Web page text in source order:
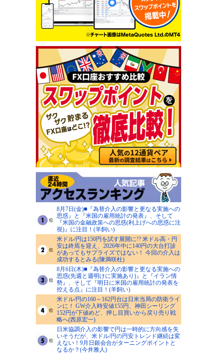
8月7日(金)■『為替介入の影響と更なる実施への
思惑』と『米国の雇用統計の発表』、そして
『米国の金融政策への思惑(利上げへの思惑に注
視)』に注目！(羊飼い)
米ドル/円は150円を試す展開に!? 米ドル高・円
安は終焉を迎え、2026年中に140円の大台打診
があってもサプライズではない！ 今回の介入は
成功するとみる(陳満咲杜)
8月6日(木)■『為替介入の影響と更なる実施への
思惑(先週と週明けに実施あり)』と『イラン情
勢』、そして『明日に米国の雇用統計の発表を
控える点』に注目！(羊飼い)
米ドル/円の160～162円台は日米当局の防衛ライ
ンに！ GW介入時安値155円、神田シーリング
152円が下値めど、押し目買いから戻り売り戦
略へ(西原宏一)
日米協調介入の影響で円は一時的に方向感を失
いそうだが、米ドル/円の円安トレンド継続は変
えない！9月日銀会合がターニングポイントと
なるか？(今井雅人)